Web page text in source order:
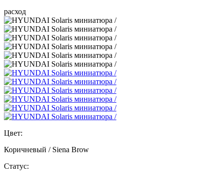
расход
Цвет:
Коричневый / Siena Brow
Статус: